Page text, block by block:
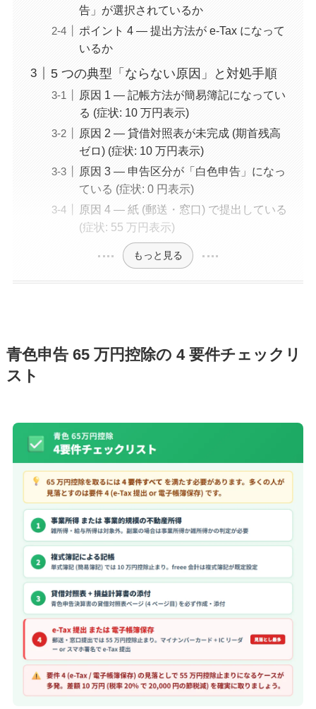
告」が選択されているか
ポイント 4 — 提出方法が e-Tax になって
いるか
5 つの典型「ならない原因」と対処手順
原因 1 — 記帳方法が簡易簿記になってい
る (症状: 10 万円表示)
原因 2 — 貸借対照表が未完成 (期首残高
ゼロ) (症状: 10 万円表示)
原因 3 — 申告区分が「白色申告」になっ
ている (症状: 0 円表示)
原因 4 — 紙 (郵送・窓口) で提出している
(症状: 55 万円表示)
もっと見る
青色申告 65 万円控除の 4 要件チェックリ
スト